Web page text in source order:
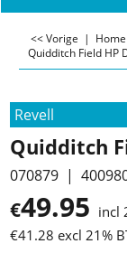
<< Vorige | Home
Quidditch Field HP
Revell
Quidditch
070879
€49.95 incl
€41.28 excl 21%